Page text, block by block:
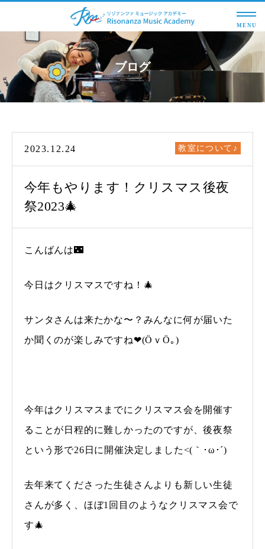
MENU
ブログ
2023.12.24 教室について♪
今年もやります！クリスマス後夜
祭2023🎄
こんばんは🌃
今日はクリスマスですね！🎄
サンタさんは来たかな〜？みんなに何が届いた
か聞くのが楽しみですね❤(ӦｖӦ｡)
今年はクリスマスまでにクリスマス会を開催す
ることが日程的に難しかったのですが、後夜祭
という形で26日に開催決定しました<(｀･ω･´)
去年来てくださった生徒さんよりも新しい生徒
さんが多く、ほぼ1回目のようなクリスマス会で
す🎄